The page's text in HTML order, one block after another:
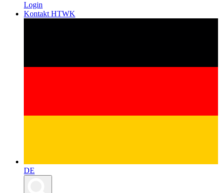
Login
Kontakt HTWK
DE